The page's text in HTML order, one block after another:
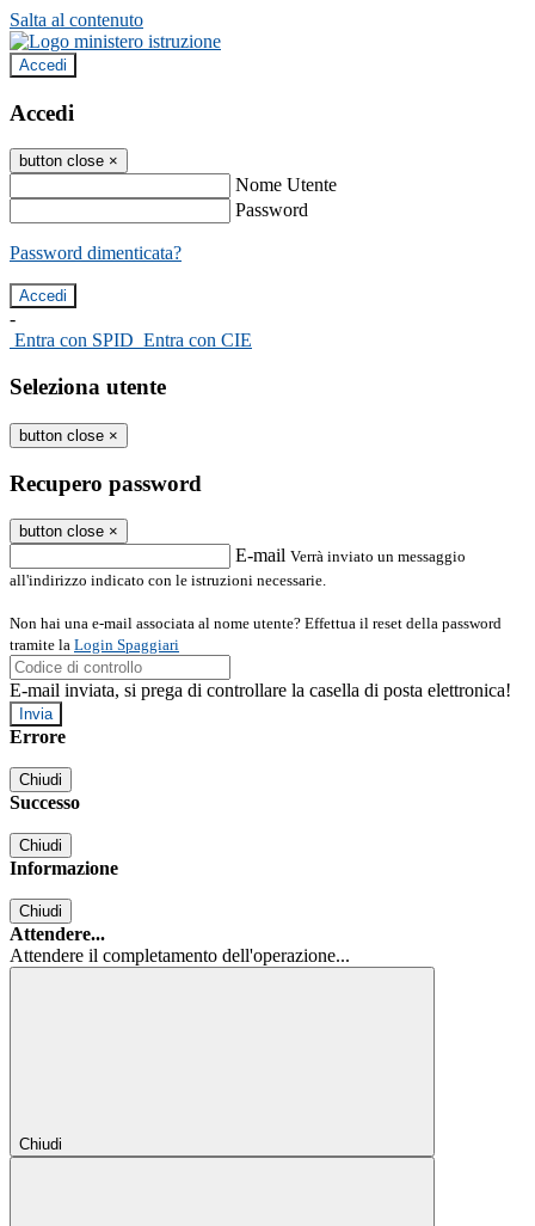
Salta al contenuto
Accedi
Accedi
button close ×
Nome Utente
Password
Password dimenticata?
-
Entra con SPID Entra con CIE
Seleziona utente
button close ×
Recupero password
button close ×
E-mail Verrà inviato un messaggio
all'indirizzo indicato con le istruzioni necessarie.
Non hai una e-mail associata al nome utente? Effettua il reset della password
tramite la Login Spaggiari
E-mail inviata, si prega di controllare la casella di posta elettronica!
Errore
Chiudi
Successo
Chiudi
Informazione
Chiudi
Attendere...
Attendere il completamento dell'operazione...
Chiudi